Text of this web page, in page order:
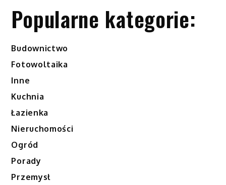
Popularne kategorie:
Budownictwo
Fotowoltaika
Inne
Kuchnia
Łazienka
Nieruchomości
Ogród
Porady
Przemysł